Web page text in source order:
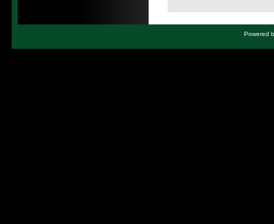
Powered